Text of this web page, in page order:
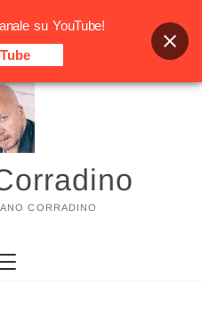
CORRADINO
su YouTube!